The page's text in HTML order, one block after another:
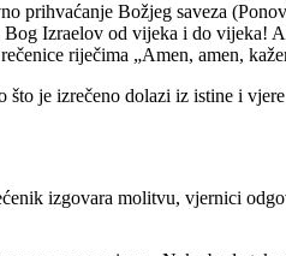
prihvaćanje Božjeg saveza
Izraelov od vijeka i do vijeka!
riječima „Amen, amen,
što je izrečeno dolazi iz istine i
izgovara molitvu, vjernici